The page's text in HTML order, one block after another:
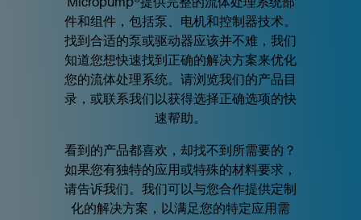
件和组件，包括泵、电机和控制器技术。
找到合适的泵或驱动器应该并不难，我们
知道您想快速找到正确的解决方案来优化
您的流体处理系统。请浏览我们的产品目
录，或联系我们以获得选择正确选项的快
速帮助。
看到的产品都喜欢，却找不到所需要的？
如果您有独特的应用或特殊的材料要求，
请告诉我们。我们可以与您合作提供定制
化的解决方案，以满足您的特定应用需